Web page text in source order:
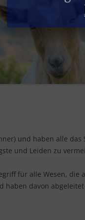
DIE KANINCHEN
DIE KATZEN
DIE RINDER
und haben alle
und Leiden zu
für alle Wesen, die
davon abgeleitet